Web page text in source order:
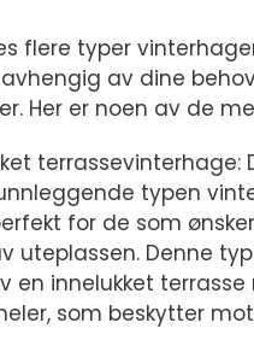
flere typer
av dine
Her er noen av de
terrassevinterhage:
typen
for de som
uteplassen. Denne
en innelukket terrasse
som beskytter